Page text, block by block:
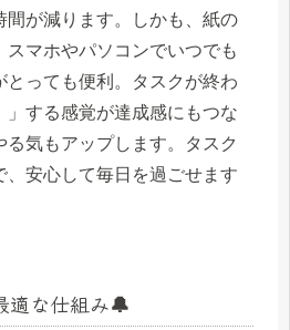
間が減ります。しかも、紙の
スマホやパソコンでいつでも
とっても便利。タスクが終わ
」する感覚が達成感にもつな
気もアップします。タスク
、安心して毎日を過ごせます
適な仕組み🔔